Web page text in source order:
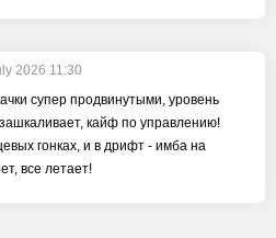
2026 11:30
супер продвинутыми, уровень
кайф по управлению!
гонках, и в дрифт - имба на
все летает!